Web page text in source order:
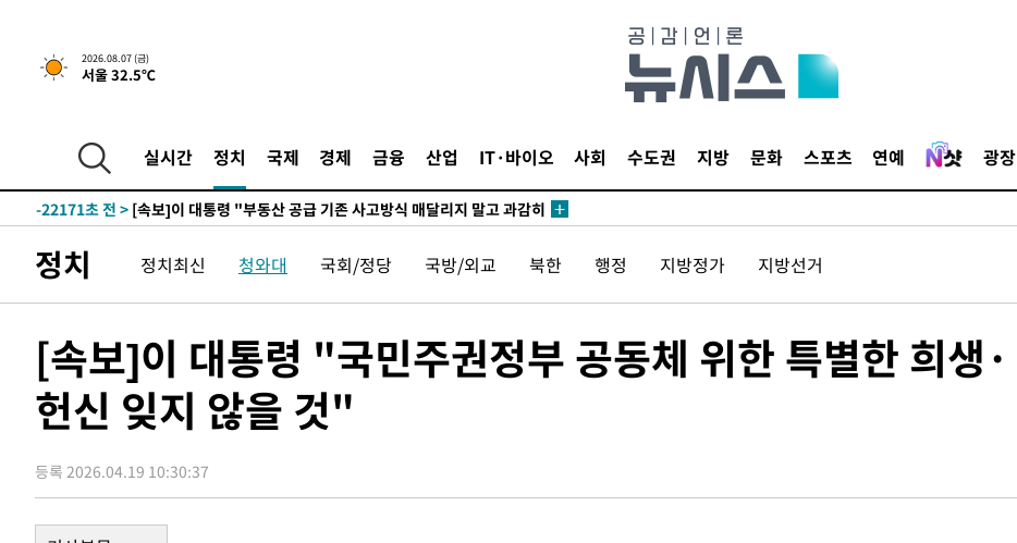
2026.08.07 (금)
서울 32.5℃
실시간 정치 국제 경제 금융 산업 IT·바이오 사회 수도권 지방 문화 스포츠 연예 광장
5분 전 >[속보]규제합리화위원회 부위원장에 김태유 서울대 공대 교수…이병태 후
하향수정 (2보)
-26308초 전 >
[속보] 미 사업체, 일자리 7월에 2.3만 개 줄어…실업률은 4.1%로
↓
-22171초 전 >[속보]이 대통령 "부동산 공급 기존 사고방식 매달리지 말고 과감히
실천"
-21256초 전 >이란, "오만과 '중앙 단일 루트' 합의…북쪽 인바운드·남쪽 아웃바
운드는 임시"
-12824초 전 >
"낮 기온 소폭 하락"…수도권 폭염중대경보, 폭염경보로 하향
-12788초 전 >
갈 수도
-10722초 전 >낮 최고 37도 찜통더위…곳곳 소나기·강원 많은 비[내일날씨]
-9028초 전 >SK하이닉스, 용인·청주 팹에 54조 투자…"AI 메모리 수요 선제 대
응"
-5884초 전 >
여자배구 이재영·이다영 자매, 아제르바이잔 투란VC 입단
-4871초 전 >[속보]코스닥, 2.86포인트(0.36%) 내린 798.81마감
-4824초 전 >[속보]코스피, 6200선 약보합…0.60% 내린 6258.77에 마쳐
-4804초 전 >[속보]원·달러 환율, 7.7원 내린 1416.1원 마감
정치 정치최신 청와대 국회/정당 국방/외교 북한 행정 지방정가 지방선거
[속보]이 대통령 "국민주권정부 공동체 위한 특별한 희생·
헌신 잊지 않을 것"
등록 2026.04.19 10:30:37